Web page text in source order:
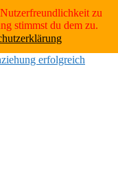
erfolgreich
zu
stimmst du dem zu.